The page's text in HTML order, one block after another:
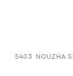
5403 NOUZHA